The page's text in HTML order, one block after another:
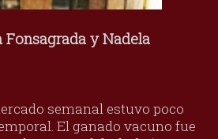
y Nadela
semanal estuvo poco
El ganado vacuno fue